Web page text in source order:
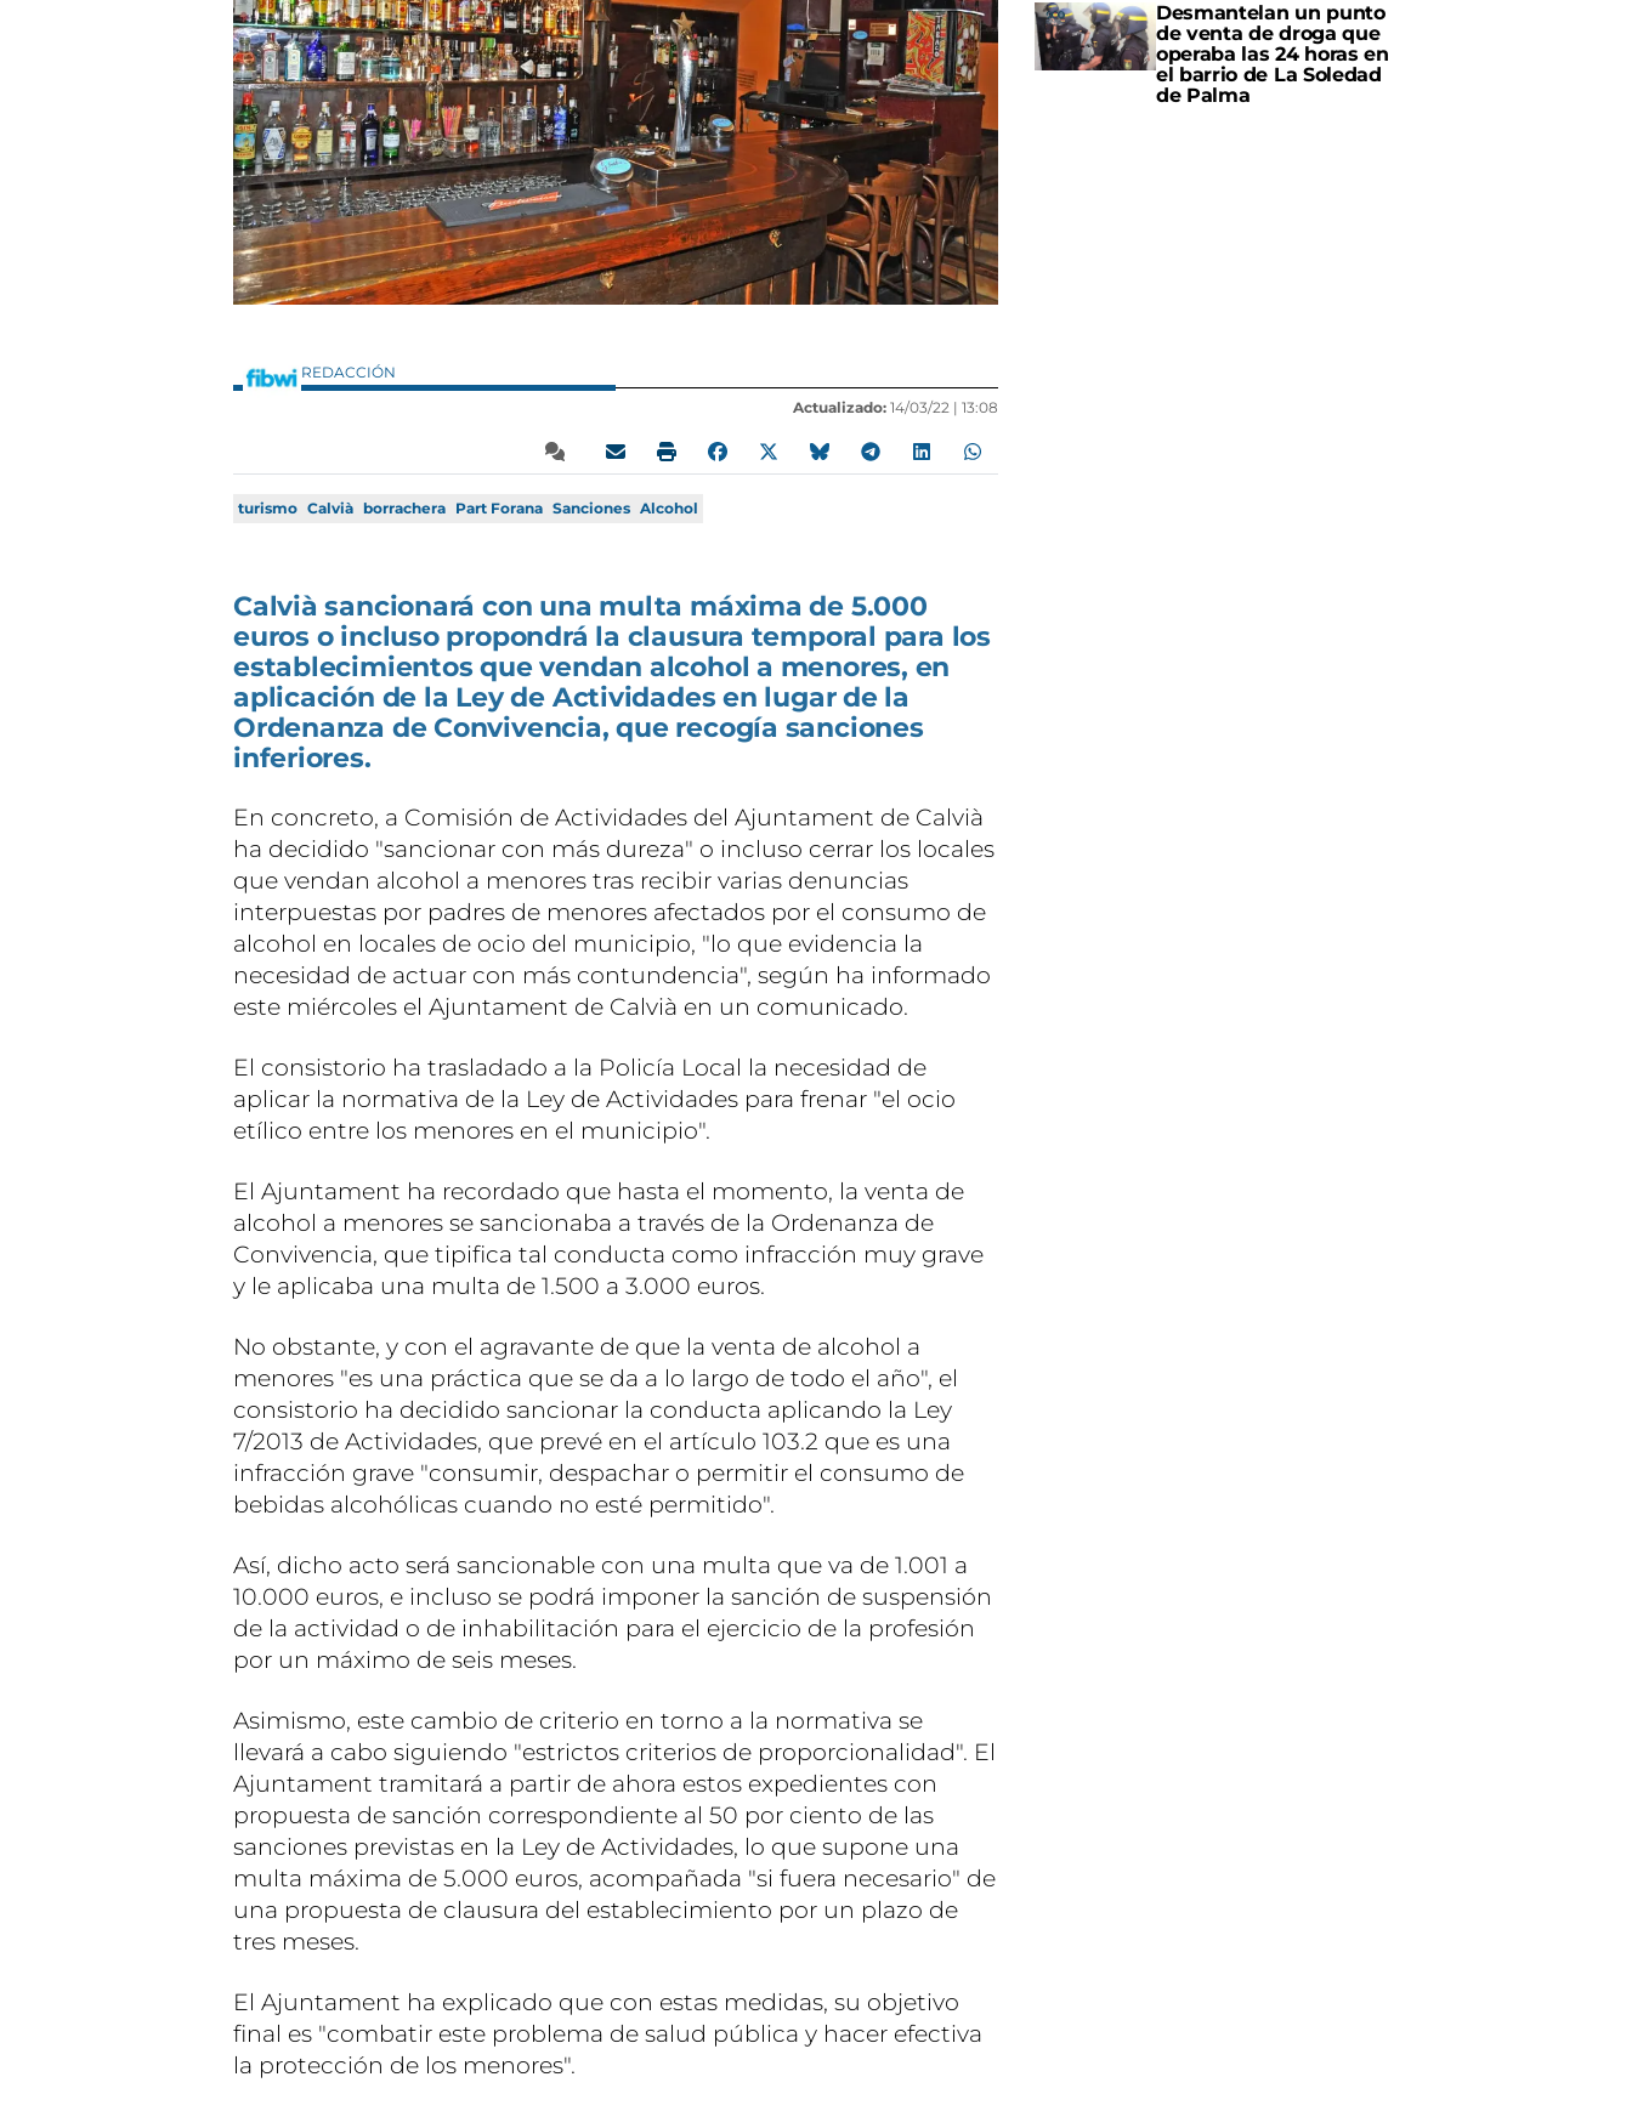
REDACCIÓN
Actualizado: 14/03/22 | 13:08
turismo Calvià borrachera Part Forana Sanciones Alcohol
Calvià sancionará con una multa máxima de 5.000
euros o incluso propondrá la clausura temporal para los
establecimientos que vendan alcohol a menores, en
aplicación de la Ley de Actividades en lugar de la
Ordenanza de Convivencia, que recogía sanciones
inferiores.
En concreto, a Comisión de Actividades del Ajuntament de Calvià
ha decidido "sancionar con más dureza" o incluso cerrar los locales
que vendan alcohol a menores tras recibir varias denuncias
interpuestas por padres de menores afectados por el consumo de
alcohol en locales de ocio del municipio, "lo que evidencia la
necesidad de actuar con más contundencia", según ha informado
este miércoles el Ajuntament de Calvià en un comunicado.
El consistorio ha trasladado a la Policía Local la necesidad de
aplicar la normativa de la Ley de Actividades para frenar "el ocio
etílico entre los menores en el municipio".
El Ajuntament ha recordado que hasta el momento, la venta de
alcohol a menores se sancionaba a través de la Ordenanza de
Convivencia, que tipifica tal conducta como infracción muy grave
y le aplicaba una multa de 1.500 a 3.000 euros.
No obstante, y con el agravante de que la venta de alcohol a
menores "es una práctica que se da a lo largo de todo el año", el
consistorio ha decidido sancionar la conducta aplicando la Ley
7/2013 de Actividades, que prevé en el artículo 103.2 que es una
infracción grave "consumir, despachar o permitir el consumo de
bebidas alcohólicas cuando no esté permitido".
Así, dicho acto será sancionable con una multa que va de 1.001 a
10.000 euros, e incluso se podrá imponer la sanción de suspensión
de la actividad o de inhabilitación para el ejercicio de la profesión
por un máximo de seis meses.
Asimismo, este cambio de criterio en torno a la normativa se
llevará a cabo siguiendo "estrictos criterios de proporcionalidad". El
Ajuntament tramitará a partir de ahora estos expedientes con
propuesta de sanción correspondiente al 50 por ciento de las
sanciones previstas en la Ley de Actividades, lo que supone una
multa máxima de 5.000 euros, acompañada "si fuera necesario" de
una propuesta de clausura del establecimiento por un plazo de
tres meses.
El Ajuntament ha explicado que con estas medidas, su objetivo
final es "combatir este problema de salud pública y hacer efectiva
la protección de los menores".
Desmantelan un punto
de venta de droga que
operaba las 24 horas en
el barrio de La Soledad
de Palma